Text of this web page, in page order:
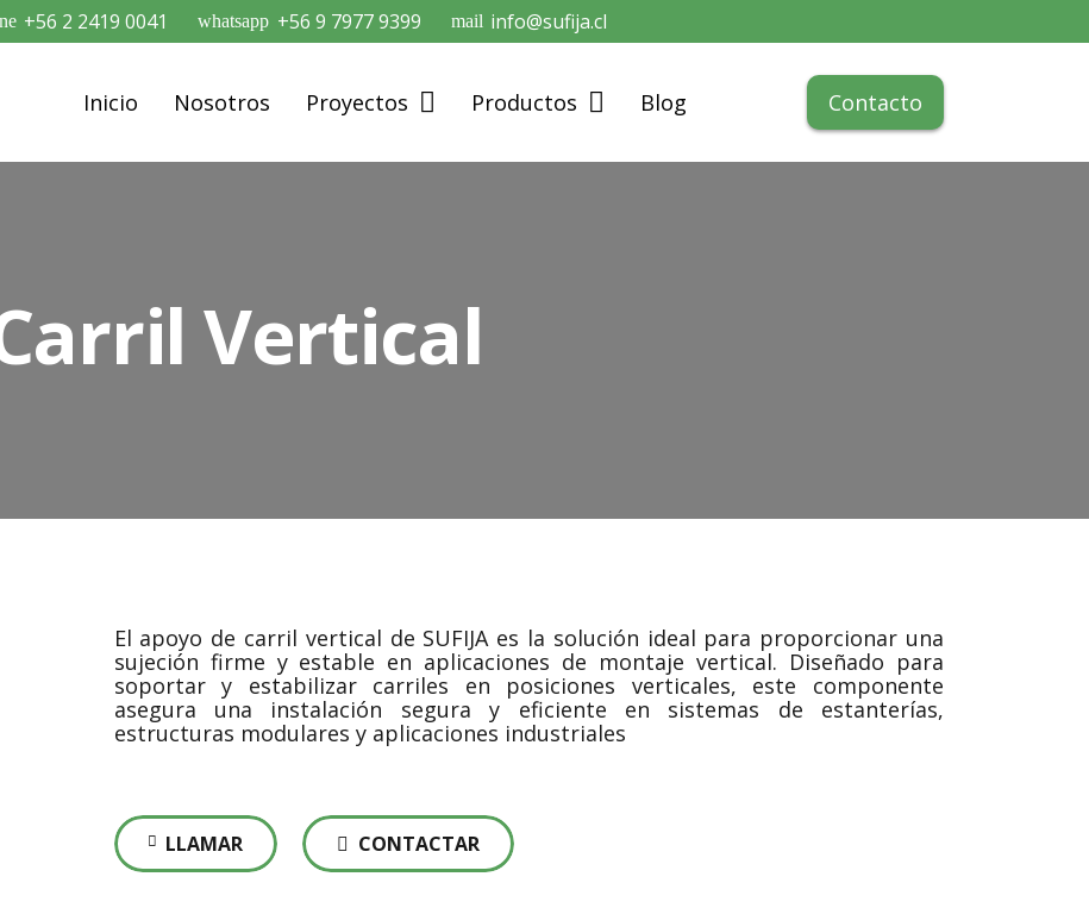
+56 2 2419 0041 whatsapp +56 9 7977 9399 mail info@sufija.cl
Inicio Nosotros Proyectos Productos Blog Contacto
Vertical
El apoyo de carril vertical de SUFIJA es la solución ideal para proporcionar una
sujeción firme y estable en aplicaciones de montaje vertical. Diseñado para
soportar y estabilizar carriles en posiciones verticales, este componente
asegura una instalación segura y eficiente en sistemas de estanterías,
estructuras modulares y aplicaciones industriales
LLAMAR CONTACTAR